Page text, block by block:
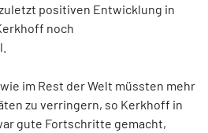
positiven Entwicklung in
noch
im Rest der Welt müssten mehr
zu verringern, so Kerkhoff in
gute Fortschritte gemacht,